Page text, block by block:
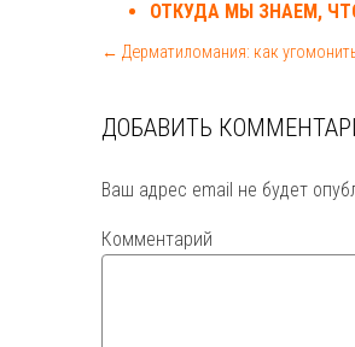
ОТКУДА МЫ ЗНАЕМ,
← Дерматиломания: как
ДОБАВИТЬ
Ваш адрес email не будет
Комментарий